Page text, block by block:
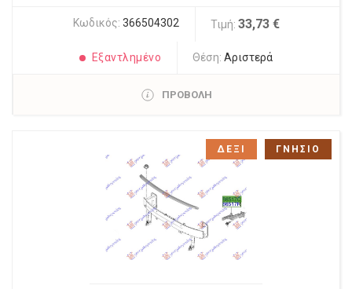
Κωδικός: 366504302 Τιμή: 33,73 €
Εξαντλημένο Θέση:Αριστερά
ΠΡΟΒΟΛΗ
ΔΕΞΙ ΓΝΗΣΙΟ